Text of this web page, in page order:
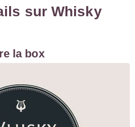
sur Whisky
la box